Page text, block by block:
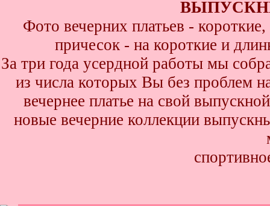
Фото вечерних платьев -
причесок - на короткие и
За три года усердной работы мы
из числа которых Вы без проблем
вечернее платье на свой
новые вечерние коллекции